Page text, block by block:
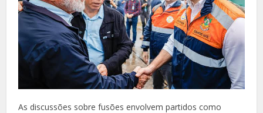
As discussões sobre fusões envolvem partidos como